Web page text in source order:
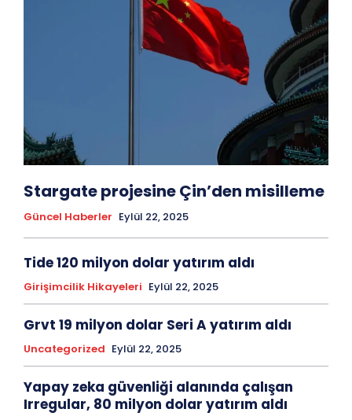
Stargate projesine Çin’den misilleme
Güncel Haberler Eylül 22, 2025
Tide 120 milyon dolar yatırım aldı
Girişimcilik Hikayeleri Eylül 22, 2025
Grvt 19 milyon dolar Seri A yatırım aldı
Uncategorized Eylül 22, 2025
Yapay zeka güvenliği alanında çalışan
Irregular, 80 milyon dolar yatırım aldı